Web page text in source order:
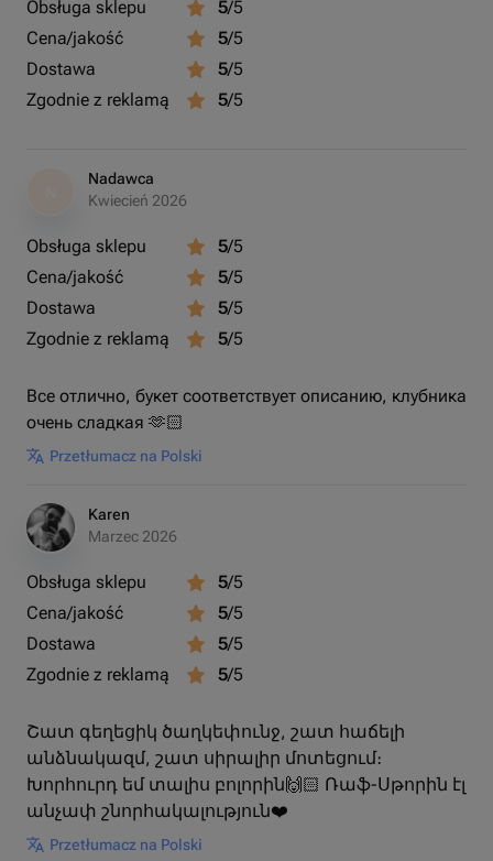
Obsługa sklepu 5/5
Cena/jakość
5/5
Dostawa
5/5
Zgodnie z reklamą
5/5
Nadawca
Kwiecień 2026
Obsługa sklepu 5/5
Cena/jakość
5/5
Dostawa
5/5
Zgodnie z reklamą
5/5
Все отлично, букет соответствует описанию, клубника
очень сладкая 🫶🏻
Przetłumacz na Polski
Karen
Marzec 2026
Obsługa sklepu 5/5
Cena/jakość
5/5
Dostawa
5/5
Zgodnie z reklamą
5/5
Շատ գեղեցիկ ծաղկեփունջ, շատ հաճելի
անձնակազմ, շատ սիրալիր մոտեցում։
Խորհուրդ եմ տալիս բոլորին🙌🏻 Ռաֆ-Սթորին էլ
անչափ շնորհակալություն❤️
Przetłumacz na Polski